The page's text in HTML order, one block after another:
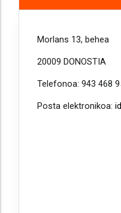
Morlans 13, behea
20009 DONOSTIA
Telefonoa: 943 468
Posta elektronikoa: